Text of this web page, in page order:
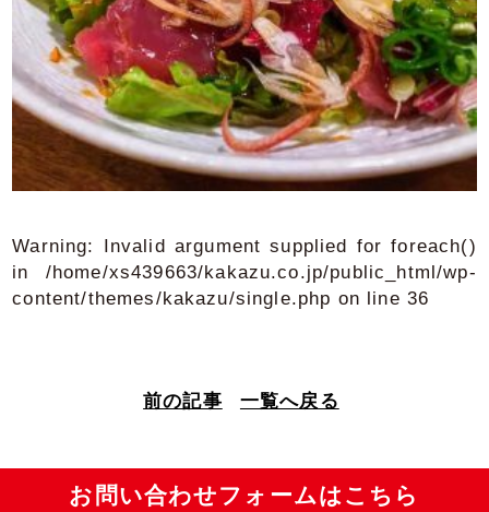
Warning: Invalid argument supplied for foreach()
in /home/xs439663/kakazu.co.jp/public_html/wp-
content/themes/kakazu/single.php on line 36
前の記事 一覧へ戻る
お問い合わせフォームはこちら